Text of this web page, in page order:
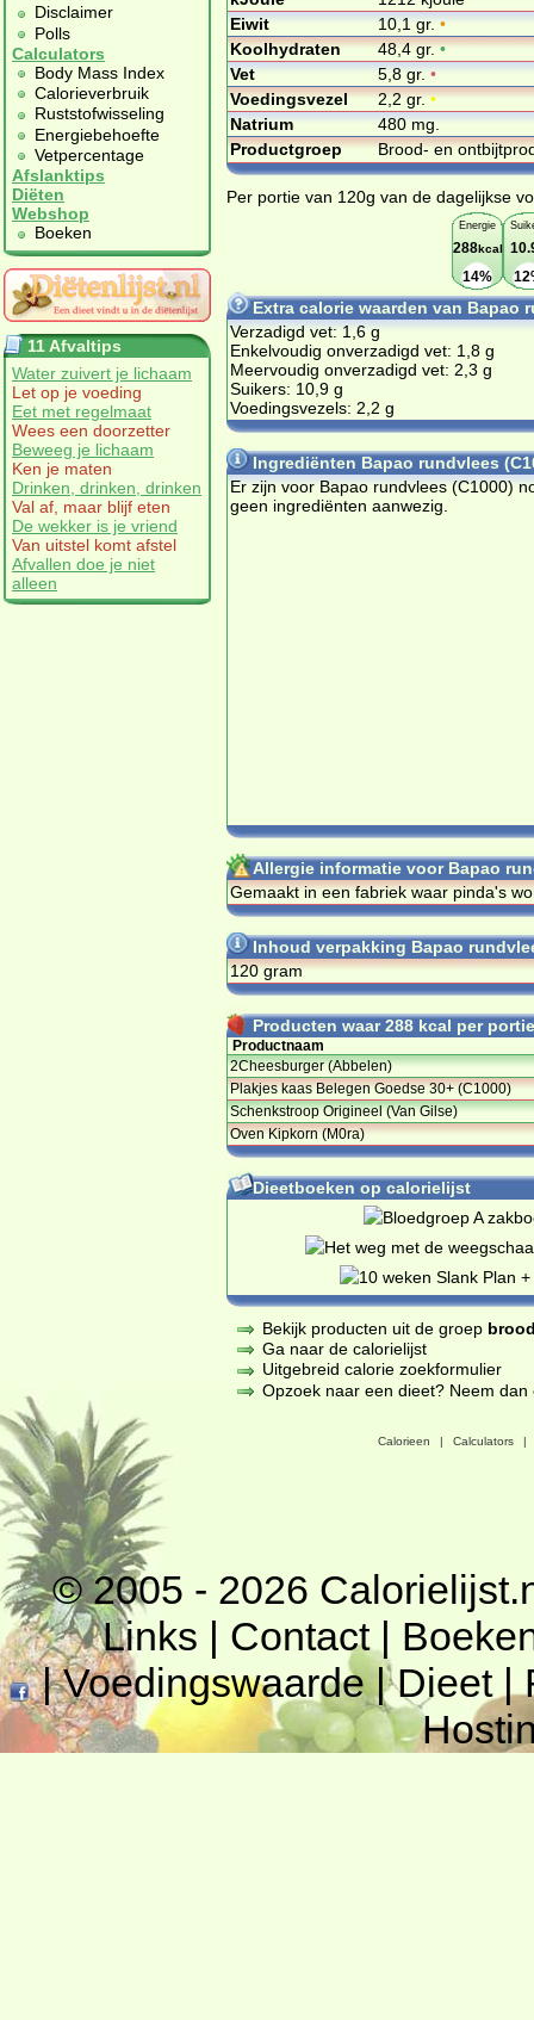
Disclaimer
Polls
Calculators
Body Mass Index
Calorieverbruik
Ruststofwisseling
Energiebehoefte
Vetpercentage
Afslanktips
Diëten
Webshop
Boeken
11 Afvaltips
Water zuivert je lichaam
Let op je voeding
Eet met regelmaat
Wees een doorzetter
Beweeg je lichaam
Ken je maten
Drinken, drinken, drinken
Val af, maar blijf eten
De wekker is je vriend
Van uitstel komt afstel
Afvallen doe je niet
alleen
Eiwit
10,1 gr. •
Koolhydraten
48,4 gr.•
Vet
5,8 gr. •
Voedingsvezel
2,2 gr.•
Natrium
480 mg.
Productgroep
Brood- en
Per portie van 120g van de dagelijkse
Energie
288kcal
14%
Extra calorie waarden van Bapao
Verzadigd vet: 1,6 g
Enkelvoudig onverzadigd vet: 1,8 g
Meervoudig onverzadigd vet: 2,3 g
Suikers: 10,9 g
Voedingsvezels: 2,2 g
Ingrediënten Bapao rundvlees
Er zijn voor Bapao rundvlees (C1000)
geen ingrediënten aanwezig.
Allergie informatie voor Bapao
Gemaakt in een fabriek waar pinda's
Inhoud verpakking Bapao
120 gram
Producten waar 288 kcal per
Productnaam
2Cheesburger (Abbelen)
Plakjes kaas Belegen Goedse 30+ (C1000)
Schenkstroop Origineel (Van Gilse)
Oven Kipkorn (M0ra)
Dieetboeken op calorielijst
Bekijk producten uit de groep
Ga naar de calorielijst
Uitgebreid calorie zoekformulier
Opzoek naar een dieet? Neem
Calorieen | Calculators |
© 2005 - 2026
Links | Contact|
|Voedingswaarde|Dieet|